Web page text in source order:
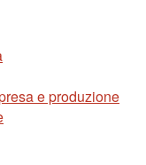
e produzione